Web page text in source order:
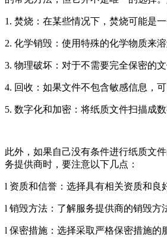
1. 焚烧：在某些情况下，焚烧可能是
2. 化学销毁：使用特殊的化学物质来
3. 物理破坏：对于不需要完全保密的
4. 回收：如果文件不包含敏感信息，
5. 数字化和加密：将纸质文件扫描成
此外，如果自己没有条件进行纸质文
务提供商时，要注意以下几点：
l 资质和信誉：选择具有相关资质和良
l 销毁方法：了解服务提供商的销毁方
l 保密措施：选择采取严格保密措施的